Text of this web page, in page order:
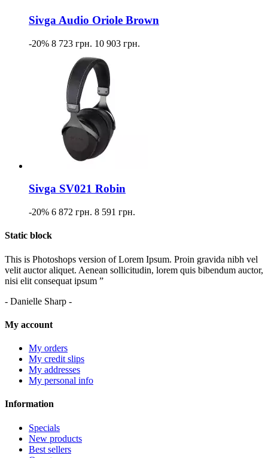
Sivga Audio Oriole Brown
-20% 8 723 грн. 10 903 грн.
Sivga SV021 Robin
-20% 6 872 грн. 8 591 грн.
Static block
This is Photoshops version of Lorem Ipsum. Proin gravida nibh vel
velit auctor aliquet. Aenean sollicitudin, lorem quis bibendum auctor,
nisi elit consequat ipsum ”
- Danielle Sharp -
My account
My orders
My credit slips
My addresses
My personal info
Information
Specials
New products
Best sellers